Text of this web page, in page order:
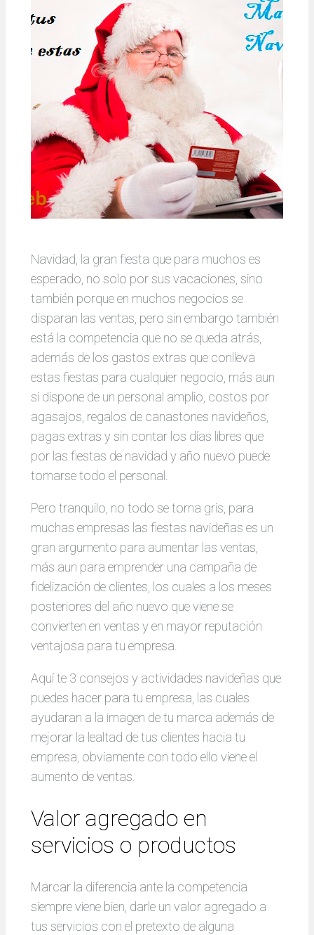
Navidad, la gran fiesta que para muchos es
esperado, no solo por sus vacaciones, sino
también porque en muchos negocios se
disparan las ventas, pero sin embargo también
está la competencia que no se queda atrás,
además de los gastos extras que conlleva
estas fiestas para cualquier negocio, más aun
si dispone de un personal amplio, costos por
agasajos, regalos de canastones navideños,
pagas extras y sin contar los días libres que
por las fiestas de navidad y año nuevo puede
tomarse todo el personal.
Pero tranquilo, no todo se torna gris, para
muchas empresas las fiestas navideñas es un
gran argumento para aumentar las ventas,
más aun para emprender una campaña de
fidelización de clientes, los cuales a los meses
posteriores del año nuevo que viene se
convierten en ventas y en mayor reputación
ventajosa para tu empresa.
Aquí te 3 consejos y actividades navideñas que
puedes hacer para tu empresa, las cuales
ayudaran a la imagen de tu marca además de
mejorar la lealtad de tus clientes hacia tu
empresa, obviamente con todo ello viene el
aumento de ventas.
Valor agregado en
servicios o productos
Marcar la diferencia ante la competencia
siempre viene bien, darle un valor agregado a
tus servicios con el pretexto de alguna